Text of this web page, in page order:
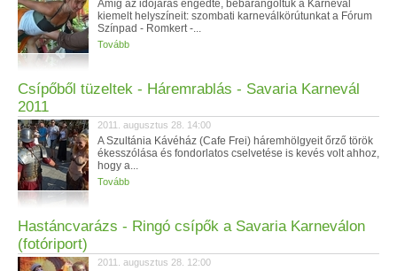
Amíg az időjárás engedte, bebarangoltuk a Karnevál
kiemelt helyszíneit: szombati karneválkörútunkat a Fórum
Színpad - Romkert -...
Tovább
Csípőből tüzeltek - Háremrablás - Savaria Karnevál
2011
2011. augusztus 28. 14:00
A Szultánia Kávéház (Cafe Frei) háremhölgyeit őrző török
ékesszólása és fondorlatos cselvetése is kevés volt ahhoz,
hogy a...
Tovább
Hastáncvarázs - Ringó csípők a Savaria Karneválon
(fotóriport)
2011. augusztus 28. 12:00